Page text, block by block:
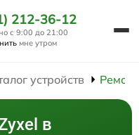
212-36-12
с 9:00 до 21:00
мне утром
устройств
в